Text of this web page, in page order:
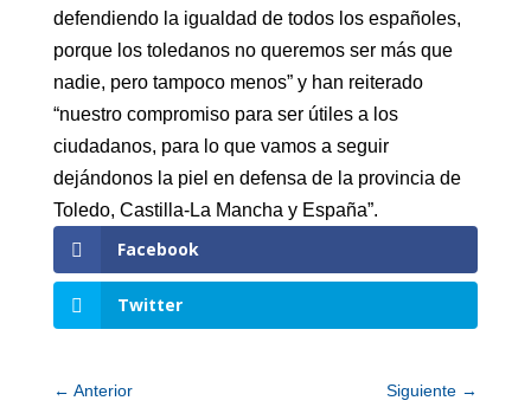
defendiendo la igualdad de todos los españoles,
porque los toledanos no queremos ser más que
nadie, pero tampoco menos” y han reiterado
“nuestro compromiso para ser útiles a los
ciudadanos, para lo que vamos a seguir
dejándonos la piel en defensa de la provincia de
Toledo, Castilla-La Mancha y España”.
Facebook
Twitter
← Anterior Siguiente →